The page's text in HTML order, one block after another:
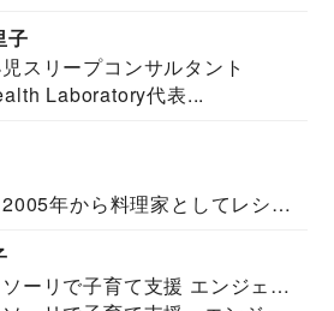
子
スリープコンサルタント
Laboratory代表...
年から料理家としてレシピ
ーリで子育て支援 エンジェル